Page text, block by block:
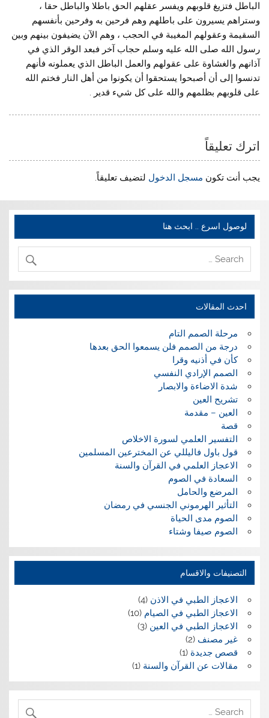
الباطل فتزيغ قلوبهم ويفسر عقلهم الحق باطلا والباطل حقا ،
وستراهم يسيرون على باطلهم وهم فرحين به وفرحين بأنفسهم
السقيمة وعقولهم المغيبة في الحجب ، وهم الآن يضيفون بينهم وبين
رسول الله صلى الله عليه وسلم حجاب آخر فبعد الوقر الذي في
آذانهم والغشاوة على عقولهم والعمل الباطل الذي يعملونه فأنهم
تدنسوا إلى أن أصبحوا يستحقوا أن يكونوا من أهل النار فختم الله
على قلوبهم بظلمهم والله على كل شيء قدير .
اترك تعليقاً
يجب أنت تكون مسجل الدخول لتضيف تعليقاً.
لوصول اسرع .. ابحث هنا
احدث المقالات
مرحلة الصمم التام
درجة من الصمم فلن يسمعوا الحق بعدها
كأن في أذنيه وقرا
الصمم الإرادي النفسي
شدة الاضاءة والابصار
تشريح العين
العين – مقدمة
قصة
التفسير العلمي لسورة الاخلاص
قول باول فاليللي عن المخترعين المسلمين
الاعجاز العلمي في القرآن والسنة
السعادة في الصوم
المرضع والحامل
التأثير الهرموني الجنسي في رمضان
الصوم مدى الحياة
الصوم صيفا وشتاء
التصنيفات والاقسام
الاعجاز الطبي في الاذن (4)
الاعجاز الطبي في الصيام (10)
الاعجاز الطبي في العين (3)
غير مصنف (2)
قصص جديدة (1)
مقالات عن القرآن والسنة (1)